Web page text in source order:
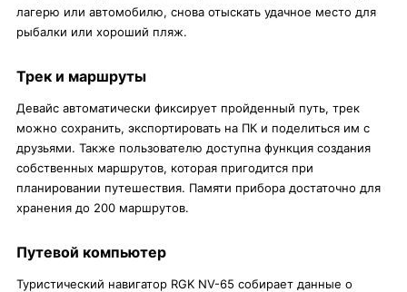
лагерю или автомобилю, снова отыскать удачное место для
рыбалки или хороший пляж.
Трек и маршруты
Девайс автоматически фиксирует пройденный путь, трек
можно сохранить, экспортировать на ПК и поделиться им с
друзьями. Также пользователю доступна функция создания
собственных маршрутов, которая пригодится при
планировании путешествия. Памяти прибора достаточно для
хранения до 200 маршрутов.
Путевой компьютер
Туристический навигатор RGK NV-65 собирает данные о